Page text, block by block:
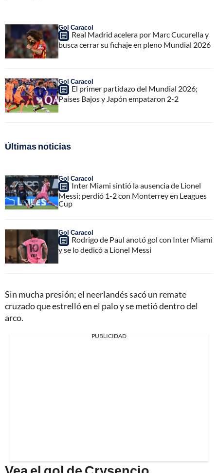
Gol Caracol
Real Madrid acelera por Marc Cucurella y
busca cerrar su fichaje en pleno Mundial 2026
Gol Caracol
El primer partidazo del Mundial 2026;
Países Bajos y Japón empataron 2-2
Últimas noticias
Gol Caracol
Inter Miami sintió la ausencia de Lionel
Messi; perdió 1-2 con Monterrey en Leagues
Cup
Gol Caracol
Rodrigo de Paul anotó gol con Inter Miami
y se lo dedicó a Lionel Messi
Sin mucha presión; el neerlandés sacó un remate
cruzado que estrelló en el palo y se metió dentro del
arco.
PUBLICIDAD